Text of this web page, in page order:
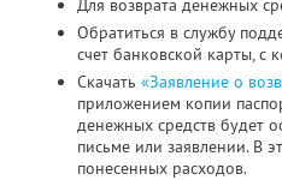
Для возврата денежных
Обратиться в службу
счет банковской карты, с
Скачать «Заявление о
приложением копии
денежных средств будет
письме или заявлении. В
понесенных расходов.